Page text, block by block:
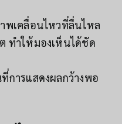
พเคลื่อนไหวที่ลื่นไหล
ทำให้มองเห็นได้ชัด
การแสดงผลกว้างพอ